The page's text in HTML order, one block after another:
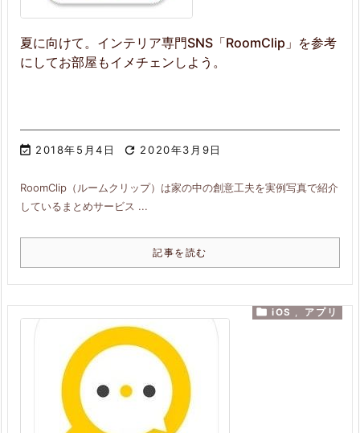
夏に向けて。インテリア専門SNS「RoomClip」を参考
にしてお部屋もイメチェンしよう。
 2018年5月4日  2020年3月9日
RoomClip（ルームクリップ）は家の中の創意工夫を実例写真で紹介
しているまとめサービス ...
記事を読む
 iOS , アプリ